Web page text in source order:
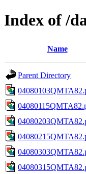
Index of /
Name
Parent Directory